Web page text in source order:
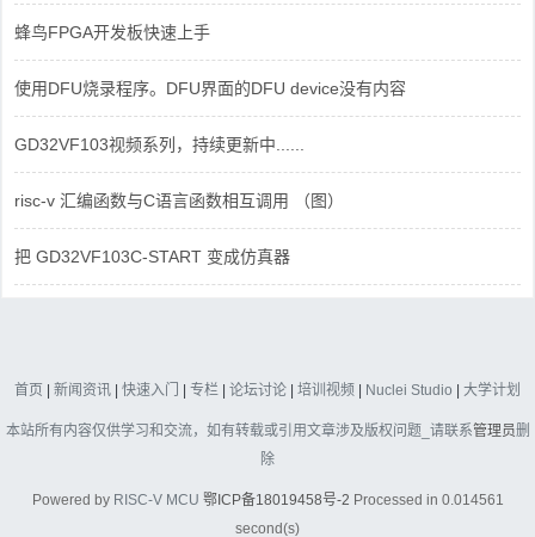
蜂鸟FPGA开发板快速上手
使用DFU烧录程序。DFU界面的DFU device没有内容
GD32VF103视频系列，持续更新中......
risc-v 汇编函数与C语言函数相互调用 （图）
把 GD32VF103C-START 变成仿真器
首页 | 新闻资讯 | 快速入门 | 专栏 | 论坛讨论 | 培训视频 | Nuclei Studio | 大学计划
本站所有内容仅供学习和交流，如有转载或引用文章涉及版权问题_请联系管理员删
除
Powered by RISC-V MCU 鄂ICP备18019458号-2 Processed in 0.014561
second(s)